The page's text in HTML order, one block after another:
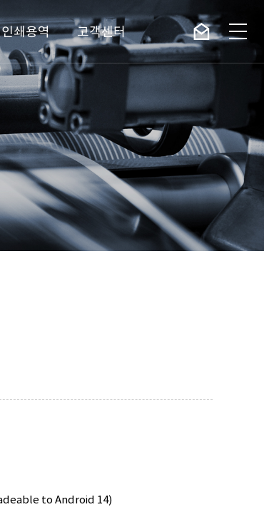
쇄용역 고객센터
to Android 14)